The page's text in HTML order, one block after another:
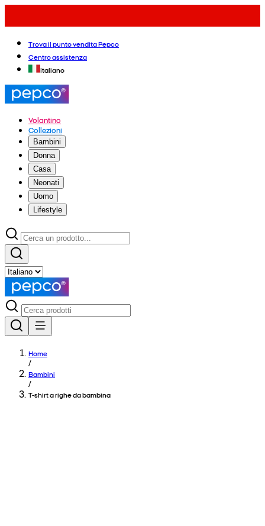
Trova il punto vendita Pepco
Centro assistenza
Italiano
Volantino
Collezioni
Bambini
Donna
Casa
Neonati
Uomo
Lifestyle
Home
/
Bambini
/
T-shirt a righe da bambina